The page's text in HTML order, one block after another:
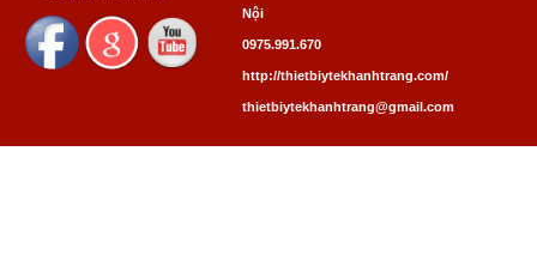
Nội
0975.991.670
http://thietbiytekhanhtrang.com/
thietbiytekhanhtrang@gmail.com